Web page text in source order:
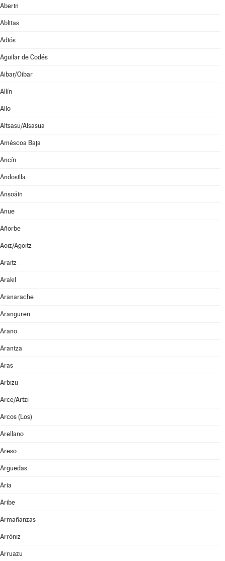
Aberin
Ablitas
Adiós
Aguilar de Codés
Aibar/Oibar
Allín
Allo
Altsasu/Alsasua
Améscoa Baja
Ancín
Andosilla
Ansoáin
Anue
Añorbe
Aoiz/Agoitz
Araitz
Arakil
Aranarache
Aranguren
Arano
Arantza
Aras
Arbizu
Arce/Artzi
Arcos (Los)
Arellano
Areso
Arguedas
Aria
Aribe
Armañanzas
Arróniz
Arruazu